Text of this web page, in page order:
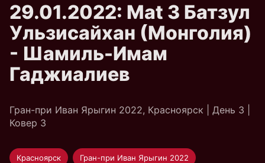
29.01.2022: Mat 3 Батзул
Ульзисайхан (Монголия)
- Шамиль-Имам
Гаджиалиев
Гран-при Иван Ярыгин 2022, Красноярск | День 3 |
Ковер 3
Красноярск Гран-при Иван Ярыгин 2022